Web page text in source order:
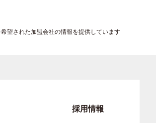
望された加盟会社の情報を提供しています
採用情報